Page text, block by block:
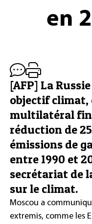
en
[AFP] La
objectif climat,
multilatéral fin
réduction de
émissions de
entre 1990 et
secrétariat de
sur le climat.
Moscou a
extremis, comme les